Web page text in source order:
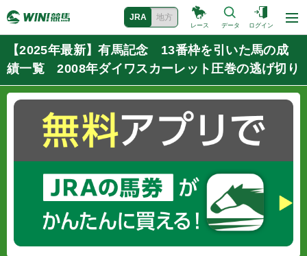
JRA 地方
レース データ ログイン
【2025年最新】有馬記念 13番枠を引いた馬の成
績一覧 2008年ダイワスカーレット圧巻の逃げ切り